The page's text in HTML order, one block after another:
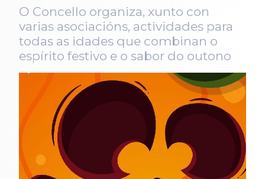
O Concello organiza, xunto con
varias asociacións, actividades para
todas as idades que combinan o
espírito festivo e o sabor do outono